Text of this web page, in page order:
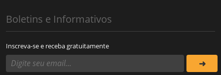
Boletins e Informativos
Inscreva-se e receba gratuitamente